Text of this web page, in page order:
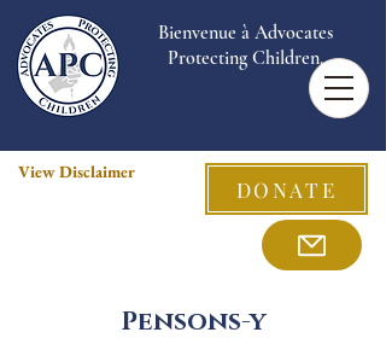
Bienvenue à Advocates
Protecting Children.
View Disclaimer
DONATE
Pensons-y